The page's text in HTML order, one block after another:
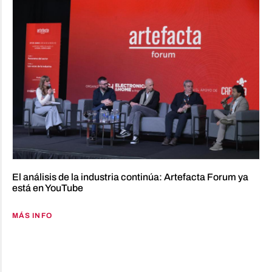
El análisis de la industria continúa: Artefacta Forum ya
está en YouTube
MÁS INFO